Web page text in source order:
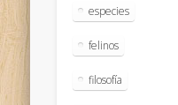
especies
felinos
filosofía